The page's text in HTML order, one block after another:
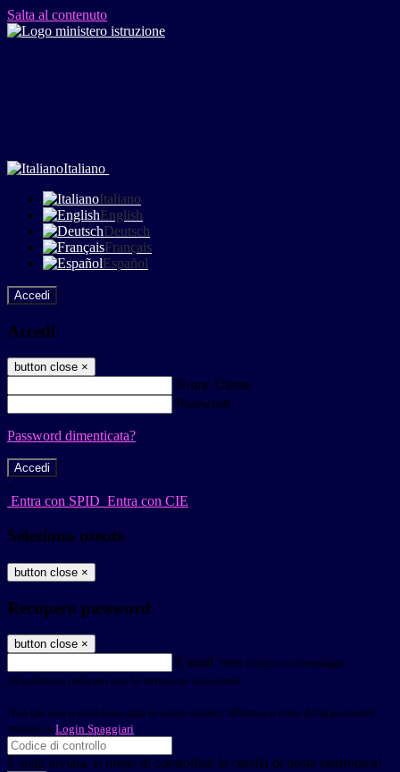
Salta al contenuto
Italiano
Italiano
English
Deutsch
Français
Español
Accedi
Accedi
button close ×
Nome Utente
Password
Password dimenticata?
-
Entra con SPID Entra con CIE
Seleziona utente
button close ×
Recupero password
button close ×
E-mail Verrà inviato un messaggio
all'indirizzo indicato con le istruzioni necessarie.
Non hai una e-mail associata al nome utente? Effettua il reset della password
tramite la Login Spaggiari
E-mail inviata, si prega di controllare la casella di posta elettronica!